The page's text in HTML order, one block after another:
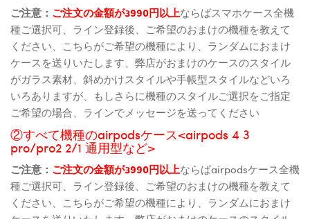
ご注意： ご注文の金額が3990円以上ならばスマホケース全機
種ご選択可、ライン登録後、ご希望のおまけの機種を教えて
ください、こちらがご希望の機種により、ランダムにおまけ
ケースを送りいたします、弊店がおまけのケースのスタイル
がガラス素材、斜めかけスタイルや手帳型スタイルなどいろ
いろありますが、もしさらに機種のスタイルご選択をご指定
ご希望の場合、ラインでメッセージを送ってください
②すべて機種のairpodsケース<airpods 4 3
pro/pro2 2/1 通用型など>
ご注意： ご注文の金額が3990円以上ならばairpodsケース全機
種ご選択可、ライン登録後、ご希望のおまけの機種を教えて
ください、こちらがご希望の機種により、ランダムにおまけ